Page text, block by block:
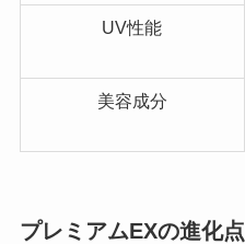
UV性能
美容成分
プレミアムEXの進化点